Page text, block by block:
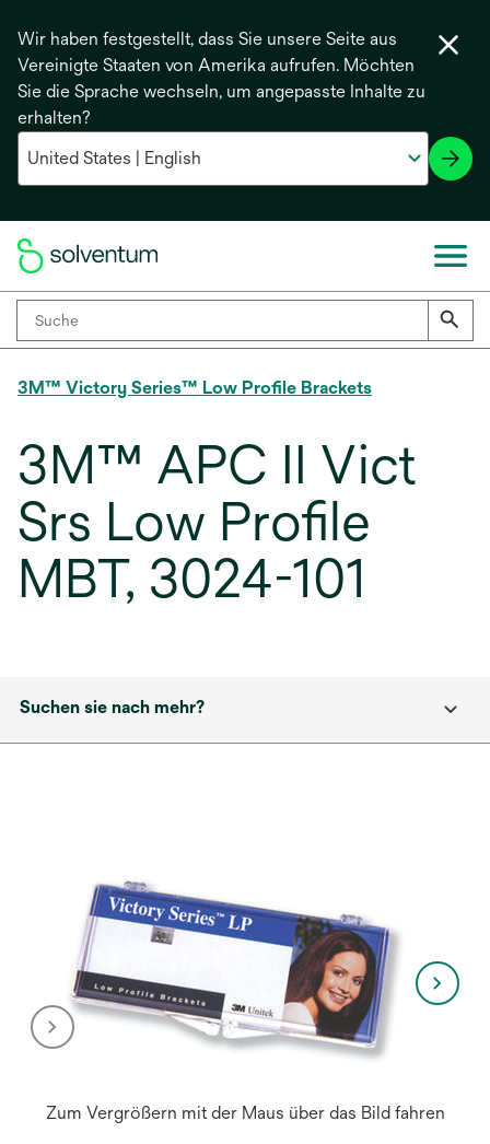
Wir haben festgestellt, dass Sie unsere Seite aus
Vereinigte Staaten von Amerika aufrufen. Möchten
Sie die Sprache wechseln, um angepasste Inhalte zu
erhalten?
3M™ Victory Series™ Low Profile Brackets
3M™ APC II Vict
Srs Low Profile
MBT, 3024-101
Suchen sie nach mehr?
Zum Vergrößern mit der Maus über das Bild fahren